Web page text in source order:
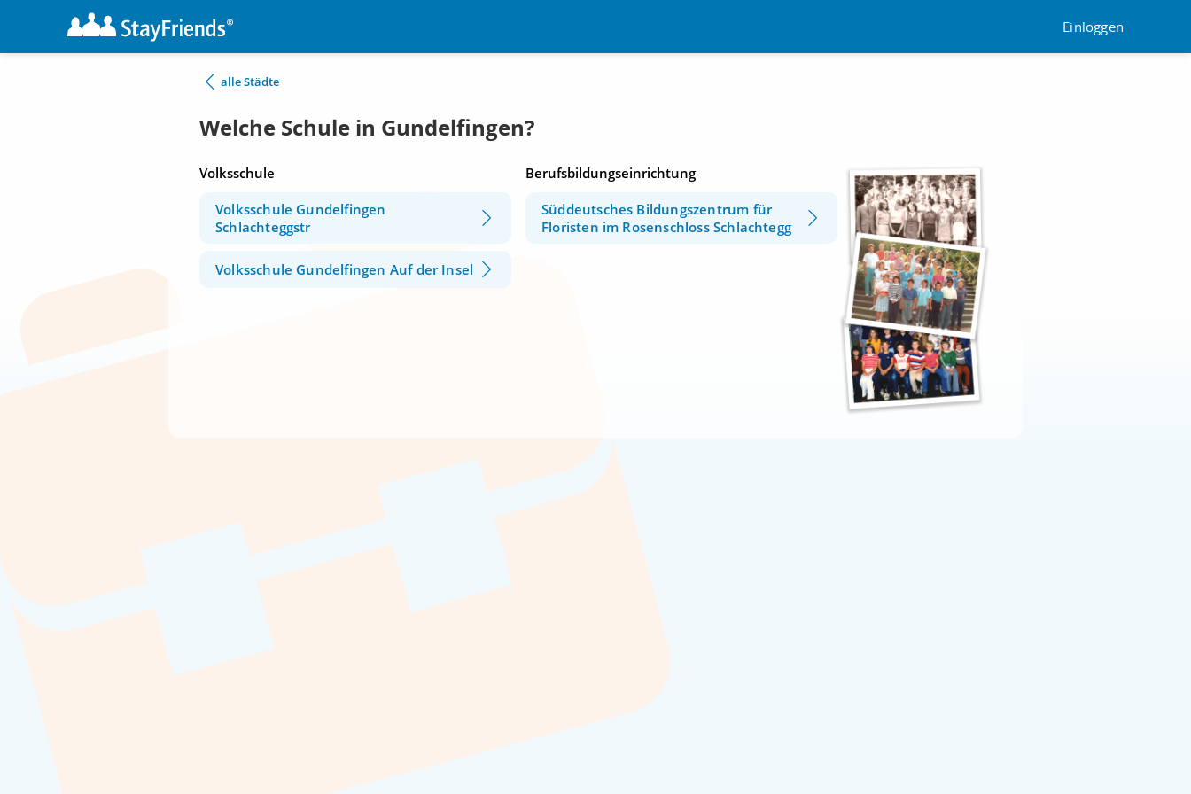
Einloggen
alle Städte
Welche Schule in Gundelfingen?
Volksschule
Volksschule Gundelfingen
Schlachteggstr
Volksschule Gundelfingen Auf der Insel
Berufsbildungseinrichtung
Süddeutsches Bildungszentrum für
Floristen im Rosenschloss Schlachtegg